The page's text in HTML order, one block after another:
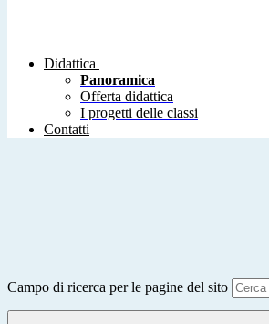
Didattica
Panoramica
Offerta didattica
I progetti delle classi
Contatti
Campo di ricerca per le pagine del sito